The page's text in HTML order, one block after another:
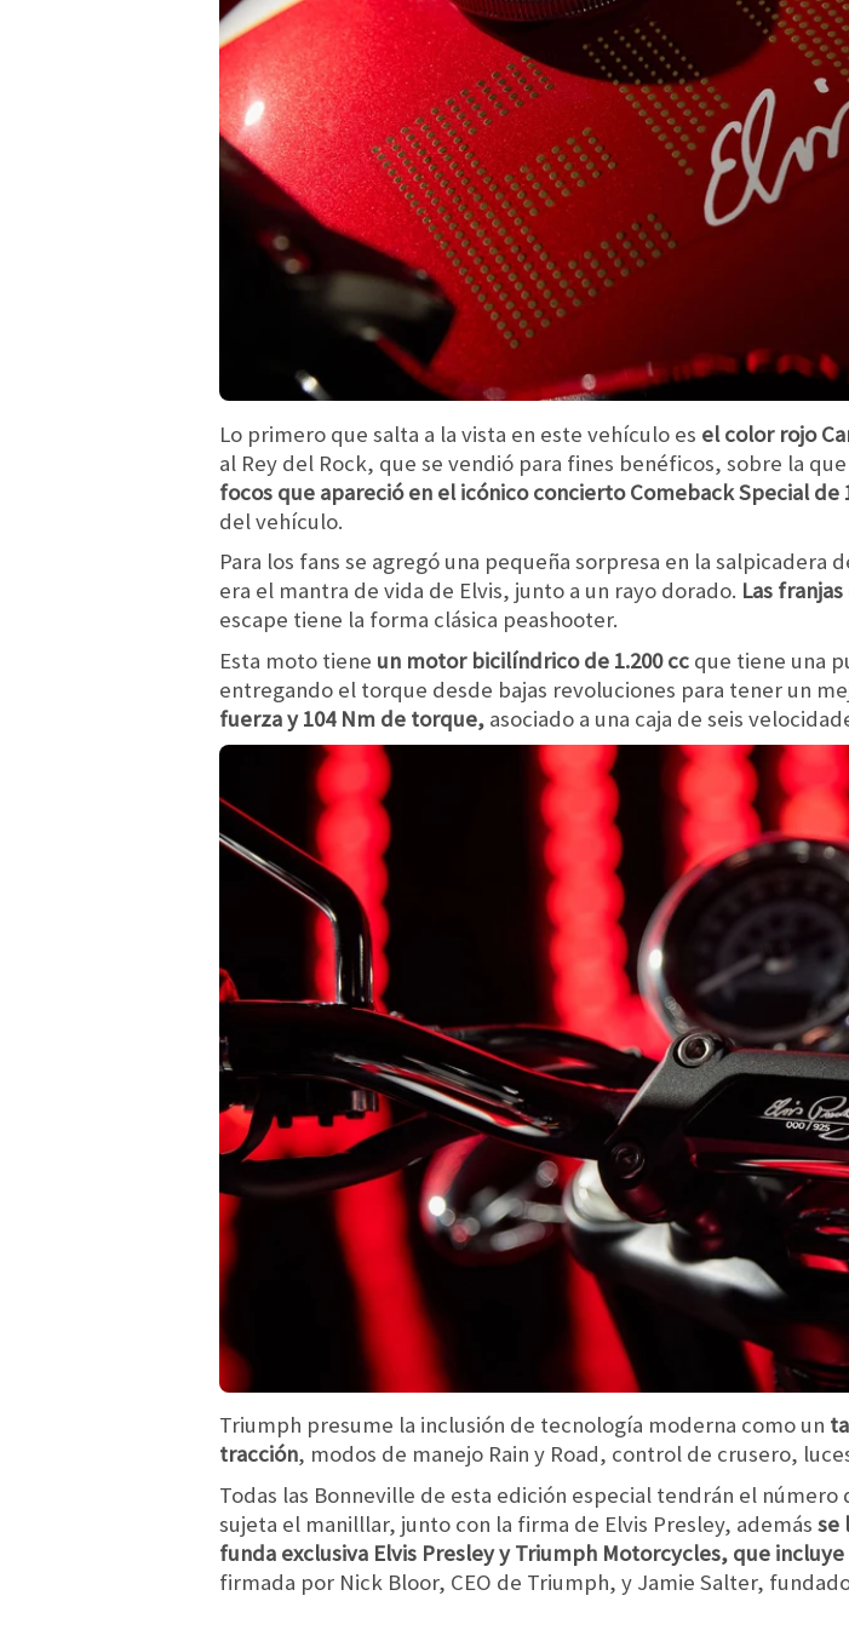
Lo primero que salta a la vista en este vehículo es el color rojo
al Rey del Rock, que se vendió para fines benéficos, sobre la
focos que apareció en el icónico concierto Comeback Special de
del vehículo.
Para los fans se agregó una pequeña sorpresa en la salpicadera
era el mantra de vida de Elvis, junto a un rayo dorado. Las
escape tiene la forma clásica peashooter.
Esta moto tiene un motor bicilíndrico de 1.200 cc que tiene una
entregando el torque desde bajas revoluciones para tener un
fuerza y 104 Nm de torque, asociado a una caja de seis
Triumph presume la inclusión de tecnología moderna como un
tracción, modos de manejo Rain y Road, control de crusero,
Todas las Bonneville de esta edición especial tendrán el
sujeta el manilllar, junto con la firma de Elvis Presley, además se
funda exclusiva Elvis Presley y Triumph Motorcycles, que
firmada por Nick Bloor, CEO de Triumph, y Jamie Salter,